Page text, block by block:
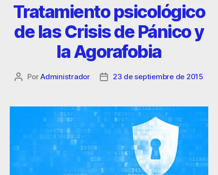
Tratamiento psicológico
de las Crisis de Pánico y
la Agorafobia
PorAdministrador 23 de septiembre de 2015